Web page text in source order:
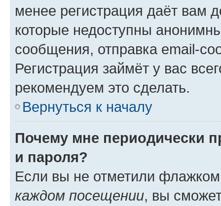
менее регистрация даёт вам
которые недоступны
сообщения, отправка email-
Регистрация займёт у вас
рекомендуем это сделать.
Вернуться к началу
Почему мне периодически
и пароля?
Если вы не отметили
каждом посещении, вы